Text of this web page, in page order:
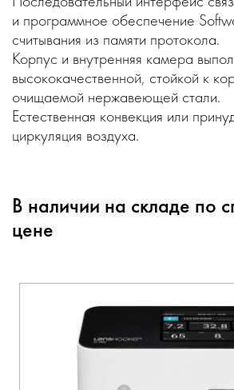
и программное обеспечение
считывания из памяти протокола.
Корпус и внутренняя камера
высококачественной, стойкой к
очищаемой нержавеющей стали.
Естественная конвекция или
циркуляция воздуха.
В наличии на складе по
цене